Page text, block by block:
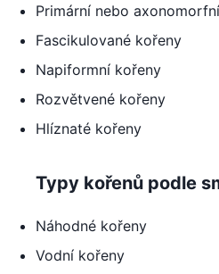
Primární nebo
Fascikulované kořeny
Napiformní kořeny
Rozvětvené kořeny
Hlíznaté kořeny
Typy kořenů podle
Náhodné kořeny
Vodní kořeny